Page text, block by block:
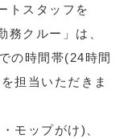
トスタッフを
務クルー」は、
の時間帯(24時間
担当いただきま
モップがけ)、